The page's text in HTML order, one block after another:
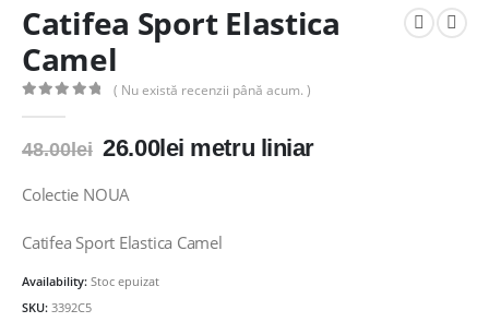
Catifea Sport Elastica
Camel
( Nu există recenzii până acum. )
48.00lei Prețul
a
48.00lei.
26.00leiPrețul
metru liniar
Colectie NOUA
Catifea Sport Elastica Camel
Availability: Stoc epuizat
SKU: 3392C5